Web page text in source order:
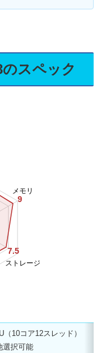
スペック
9
7.5
メモリ
ストレージ
10コア12スレッド）
択可能